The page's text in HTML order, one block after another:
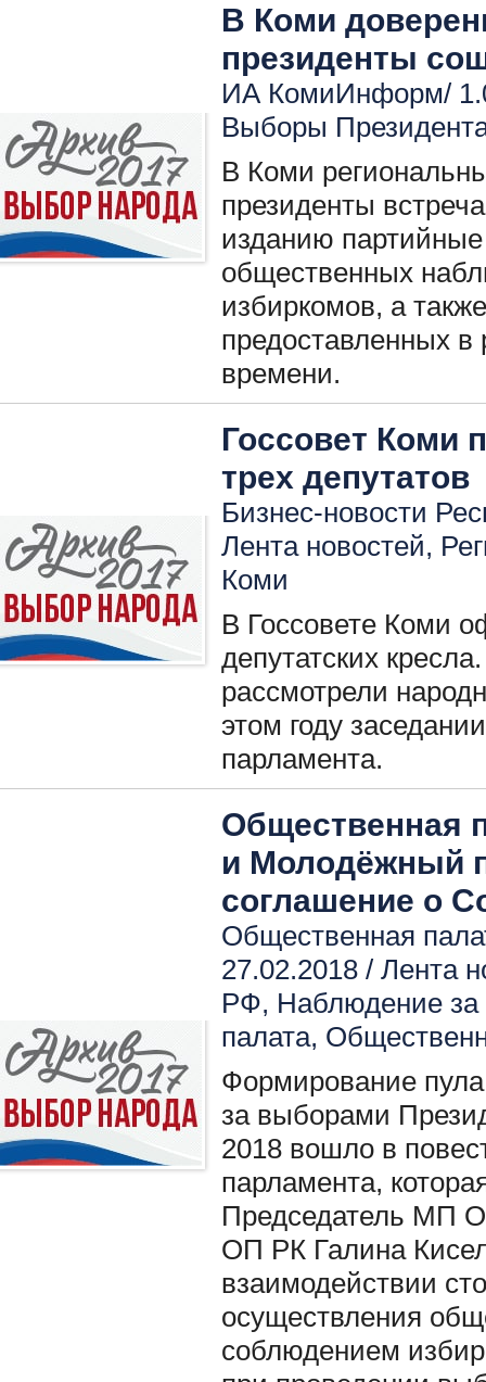
В Коми
президенты
ИА КомиИнформ/
Выборы
В Коми
президенты
изданию
общественных
избиркомов, а
предоставленных в
времени.
Госсовет Коми
трех депутатов
Бизнес-новости
Лента новостей,
Коми
В Госсовете Коми
депутатских
рассмотрели
этом году
парламента.
Общественная
и Молодёжный
соглашение о
Общественная
27.02.2018 / Лента
РФ, Наблюдение
палата,
Формирование
за выборами
2018 вошло в
парламента,
Председатель МП
ОП РК Галина
взаимодействии
осуществления
соблюдением